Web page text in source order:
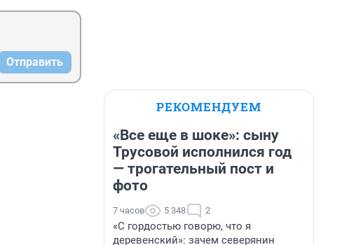
Отправить
РЕКОМЕНДУЕМ
«Все еще в шоке»: сыну
Трусовой исполнился год
— трогательный пост и
фото
7 часов 5 348 2
«С гордостью говорю, что я
деревенский»: зачем северянин